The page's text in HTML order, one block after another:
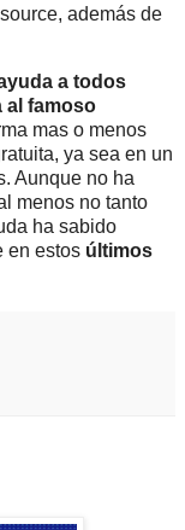
además de
a todos
al famoso
mas o menos
ya sea en un
Aunque no ha
menos no tanto
ha sabido
en estos últimos